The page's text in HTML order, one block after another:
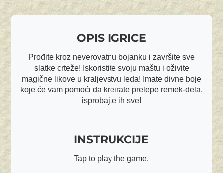
OPIS IGRICE
Prođite kroz neverovatnu bojanku i završite sve
slatke crteže! Iskoristite svoju maštu i oživite
magične likove u kraljevstvu leda! Imate divne boje
koje će vam pomoći da kreirate prelepe remek-dela,
isprobajte ih sve!
INSTRUKCIJE
Tap to play the game.